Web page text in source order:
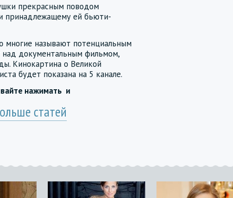
прекрасным поводом
принадлежащему ей бьюти-
многие называют потенциальным
над документальным фильмом,
Кинокартина о Великой
будет показана на 5 канале.
нажимать и
статей